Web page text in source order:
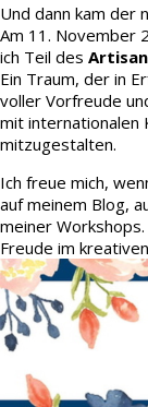
Und dann kam der
Am 11. November
ich Teil des
Ein Traum, der in
voller Vorfreude
mit internationalen
mitzugestalten.
Ich freue mich,
auf meinem Blog,
meiner
Freude im